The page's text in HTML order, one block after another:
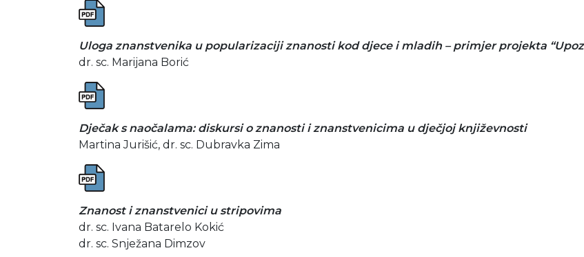
Uloga znanstvenika u popularizaciji znanosti kod djece i mladih – primjer projekta
dr. sc. Marijana Borić
Dječak s naočalama: diskursi o znanosti i znanstvenicima u dječjoj književnosti
Martina Jurišić, dr. sc. Dubravka Zima
Znanost i znanstvenici u stripovima
dr. sc. Ivana Batarelo Kokić
dr. sc. Snježana Dimzov